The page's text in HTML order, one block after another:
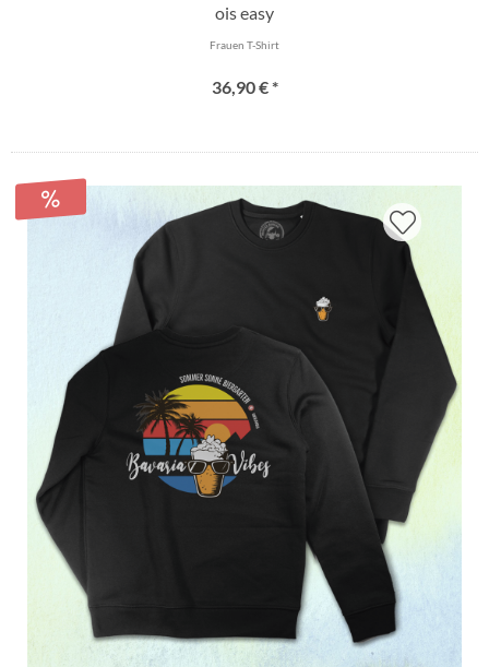
ois easy
Frauen T-Shirt
36,90 € *